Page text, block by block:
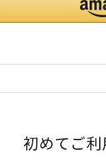
初めてご